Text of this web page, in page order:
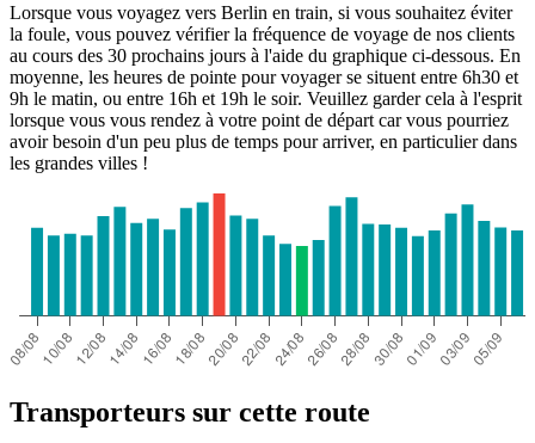
Lorsque vous voyagez vers Berlin en train, si vous souhaitez éviter
la foule, vous pouvez vérifier la fréquence de voyage de nos clients
au cours des 30 prochains jours à l'aide du graphique ci-dessous. En
moyenne, les heures de pointe pour voyager se situent entre 6h30 et
9h le matin, ou entre 16h et 19h le soir. Veuillez garder cela à l'esprit
lorsque vous vous rendez à votre point de départ car vous pourriez
avoir besoin d'un peu plus de temps pour arriver, en particulier dans
les grandes villes !
Transporteurs sur cette route